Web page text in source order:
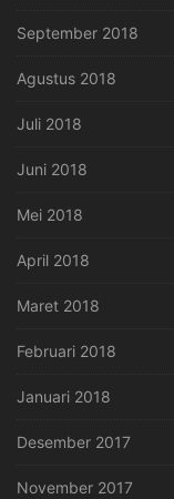
September 2018
Agustus 2018
Juli 2018
Juni 2018
Mei 2018
April 2018
Maret 2018
Februari 2018
Januari 2018
Desember 2017
November 2017